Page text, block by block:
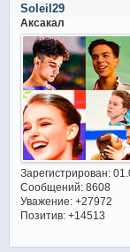
Soleil29
Аксакал
Зарегистрирован:
Сообщений:8608
Уважение: +27972
Позитив: +14513